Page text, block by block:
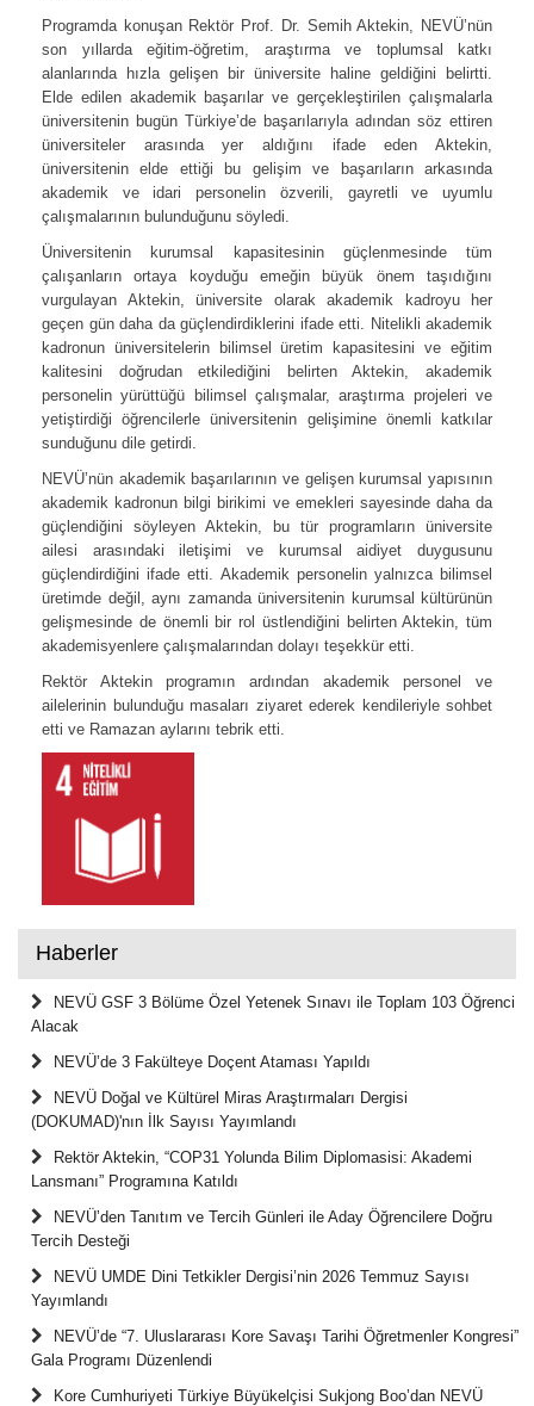
Programda konuşan Rektör Prof. Dr. Semih Aktekin, NEVÜ’nün
son yıllarda eğitim-öğretim, araştırma ve toplumsal katkı
alanlarında hızla gelişen bir üniversite haline geldiğini belirtti.
Elde edilen akademik başarılar ve gerçekleştirilen çalışmalarla
üniversitenin bugün Türkiye’de başarılarıyla adından söz ettiren
üniversiteler arasında yer aldığını ifade eden Aktekin,
üniversitenin elde ettiği bu gelişim ve başarıların arkasında
akademik ve idari personelin özverili, gayretli ve uyumlu
çalışmalarının bulunduğunu söyledi.
Üniversitenin kurumsal kapasitesinin güçlenmesinde tüm
çalışanların ortaya koyduğu emeğin büyük önem taşıdığını
vurgulayan Aktekin, üniversite olarak akademik kadroyu her
geçen gün daha da güçlendirdiklerini ifade etti. Nitelikli akademik
kadronun üniversitelerin bilimsel üretim kapasitesini ve eğitim
kalitesini doğrudan etkilediğini belirten Aktekin, akademik
personelin yürüttüğü bilimsel çalışmalar, araştırma projeleri ve
yetiştirdiği öğrencilerle üniversitenin gelişimine önemli katkılar
sunduğunu dile getirdi.
NEVÜ’nün akademik başarılarının ve gelişen kurumsal yapısının
akademik kadronun bilgi birikimi ve emekleri sayesinde daha da
güçlendiğini söyleyen Aktekin, bu tür programların üniversite
ailesi arasındaki iletişimi ve kurumsal aidiyet duygusunu
güçlendirdiğini ifade etti. Akademik personelin yalnızca bilimsel
üretimde değil, aynı zamanda üniversitenin kurumsal kültürünün
gelişmesinde de önemli bir rol üstlendiğini belirten Aktekin, tüm
akademisyenlere çalışmalarından dolayı teşekkür etti.
Rektör Aktekin programın ardından akademik personel ve
ailelerinin bulunduğu masaları ziyaret ederek kendileriyle sohbet
etti ve Ramazan aylarını tebrik etti.
Haberler
NEVÜ GSF 3 Bölüme Özel Yetenek Sınavı ile Toplam 103 Öğrenci
Alacak
NEVÜ’de 3 Fakülteye Doçent Ataması Yapıldı
NEVÜ Doğal ve Kültürel Miras Araştırmaları Dergisi
(DOKUMAD)'nın İlk Sayısı Yayımlandı
Rektör Aktekin, “COP31 Yolunda Bilim Diplomasisi: Akademi
Lansmanı” Programına Katıldı
NEVÜ’den Tanıtım ve Tercih Günleri ile Aday Öğrencilere Doğru
Tercih Desteği
NEVÜ UMDE Dini Tetkikler Dergisi’nin 2026 Temmuz Sayısı
Yayımlandı
NEVÜ’de “7. Uluslararası Kore Savaşı Tarihi Öğretmenler Kongresi”
Gala Programı Düzenlendi
Kore Cumhuriyeti Türkiye Büyükelçisi Sukjong Boo’dan NEVÜ